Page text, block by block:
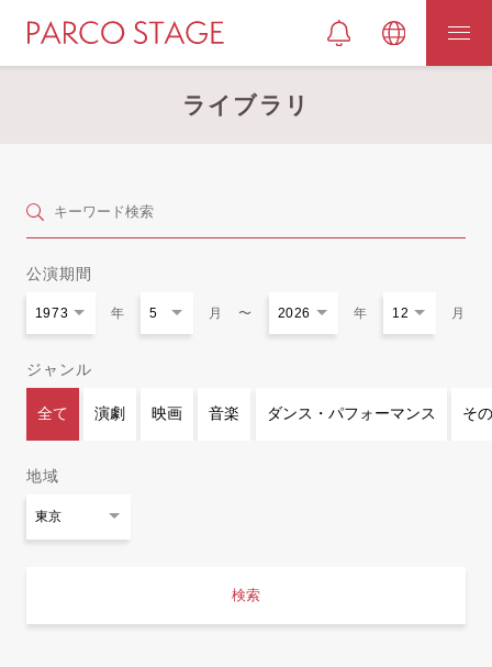
ライブラリ
公演期間
年 月 〜 年 月
ジャンル
全て 演劇 映画 音楽 ダンス・パフォーマンス そ
地域
検索